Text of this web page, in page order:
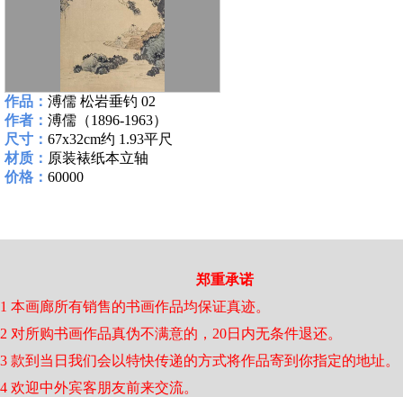
作品： 溥儒 松岩垂钓 02
作者： 溥儒（1896-1963）
尺寸： 67x32cm约 1.93平尺
材质： 原装裱纸本立轴
价格： 60000
郑重承诺
1 本画廊所有销售的书画作品均保证真迹。
2 对所购书画作品真伪不满意的，20日内无条件退还。
3 款到当日我们会以特快传递的方式将作品寄到你指定的地址。
4 欢迎中外宾客朋友前来交流。